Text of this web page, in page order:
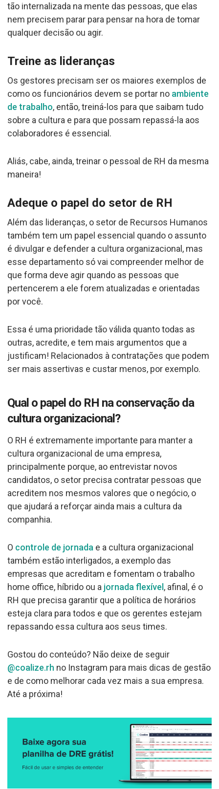
tão internalizada na mente das pessoas, que elas
nem precisem parar para pensar na hora de tomar
qualquer decisão ou agir.
Treine as lideranças
Os gestores precisam ser os maiores exemplos de
como os funcionários devem se portar no ambiente
de trabalho, então, treiná-los para que saibam tudo
sobre a cultura e para que possam repassá-la aos
colaboradores é essencial.
Aliás, cabe, ainda, treinar o pessoal de RH da mesma
maneira!
Adeque o papel do setor de RH
Além das lideranças, o setor de Recursos Humanos
também tem um papel essencial quando o assunto
é divulgar e defender a cultura organizacional, mas
esse departamento só vai compreender melhor de
que forma deve agir quando as pessoas que
pertencerem a ele forem atualizadas e orientadas
por você.
Essa é uma prioridade tão válida quanto todas as
outras, acredite, e tem mais argumentos que a
justificam! Relacionados à contratações que podem
ser mais assertivas e custar menos, por exemplo.
Qual o papel do RH na conservação da
cultura organizacional?
O RH é extremamente importante para manter a
cultura organizacional de uma empresa,
principalmente porque, ao entrevistar novos
candidatos, o setor precisa contratar pessoas que
acreditem nos mesmos valores que o negócio, o
que ajudará a reforçar ainda mais a cultura da
companhia.
O controle de jornada e a cultura organizacional
também estão interligados, a exemplo das
empresas que acreditam e fomentam o trabalho
home office, híbrido ou a jornada flexível, afinal, é o
RH que precisa garantir que a política de horários
esteja clara para todos e que os gerentes estejam
repassando essa cultura aos seus times.
Gostou do conteúdo? Não deixe de seguir
@coalize.rh no Instagram para mais dicas de gestão
e de como melhorar cada vez mais a sua empresa.
Até a próxima!